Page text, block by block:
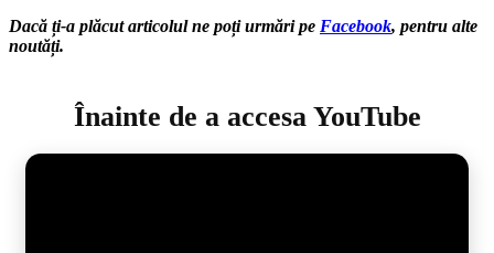
Dacă ți-a plăcut articolul ne poți urmări pe Facebook, pentru alte
noutăți.
Înainte de a accesa YouTube